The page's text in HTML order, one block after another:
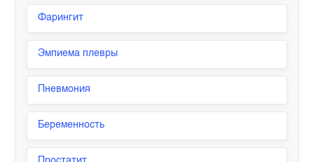
Фарингит
Эмпиема плевры
Пневмония
Беременность